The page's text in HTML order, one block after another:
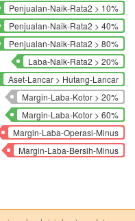
Penjualan-Naik-Rata2 > 10%
Penjualan-Naik-Rata2 > 40%
Penjualan-Naik-Rata2 > 80%
Laba-Naik-Rata2 > 20%
Aset-Lancar > Hutang-Lancar
Margin-Laba-Kotor > 20%
Margin-Laba-Kotor > 60%
Margin-Laba-Operasi-Minus
Margin-Laba-Bersih-Minus